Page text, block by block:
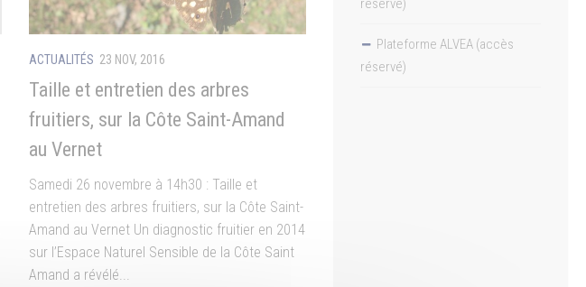
ACTUALITÉS 23 NOV, 2016
Taille et entretien des arbres
fruitiers, sur la Côte Saint-Amand
au Vernet
Samedi 26 novembre à 14h30 : Taille et
entretien des arbres fruitiers, sur la Côte Saint-
Amand au Vernet Un diagnostic fruitier en 2014
sur l’Espace Naturel Sensible de la Côte Saint
Amand a révélé...
réservé)
Plateforme ALVEA (accès
réservé)